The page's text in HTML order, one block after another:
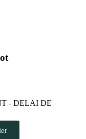
- DELAI DE